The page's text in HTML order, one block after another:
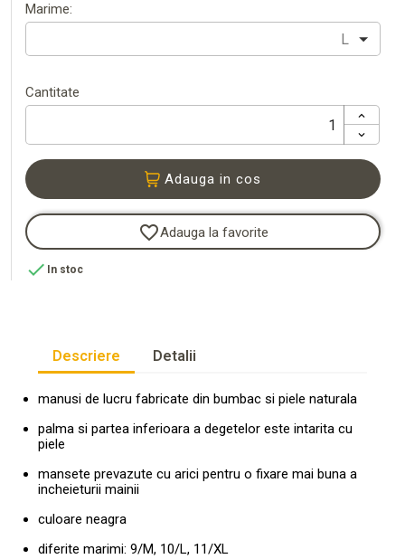
Marime:
L
Cantitate
Adauga in cos
favorite_borderAdauga la favorite
 In stoc
Descriere Detalii
manusi de lucru fabricate din bumbac si piele naturala
palma si partea inferioara a degetelor este intarita cu
piele
mansete prevazute cu arici pentru o fixare mai buna a
incheieturii mainii
culoare neagra
diferite marimi: 9/M, 10/L, 11/XL